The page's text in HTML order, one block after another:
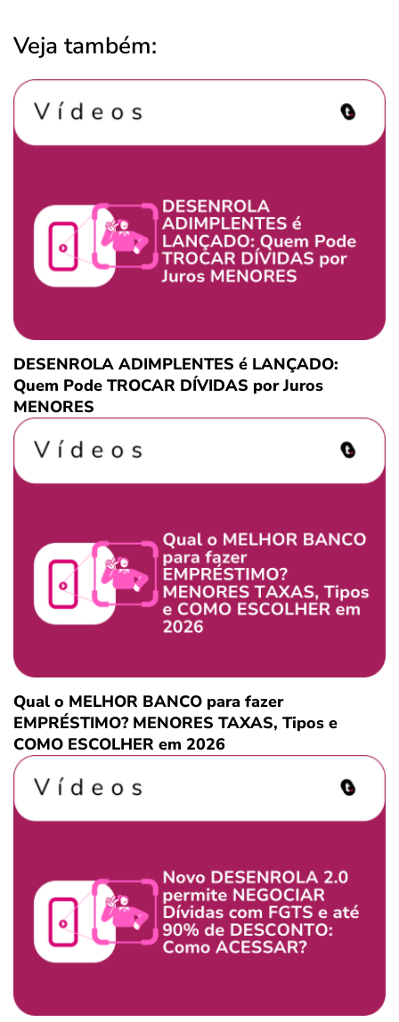
Veja também:
DESENROLA ADIMPLENTES é LANÇADO:
Quem Pode TROCAR DÍVIDAS por Juros
MENORES
Qual o MELHOR BANCO para fazer
EMPRÉSTIMO? MENORES TAXAS, Tipos e
COMO ESCOLHER em 2026